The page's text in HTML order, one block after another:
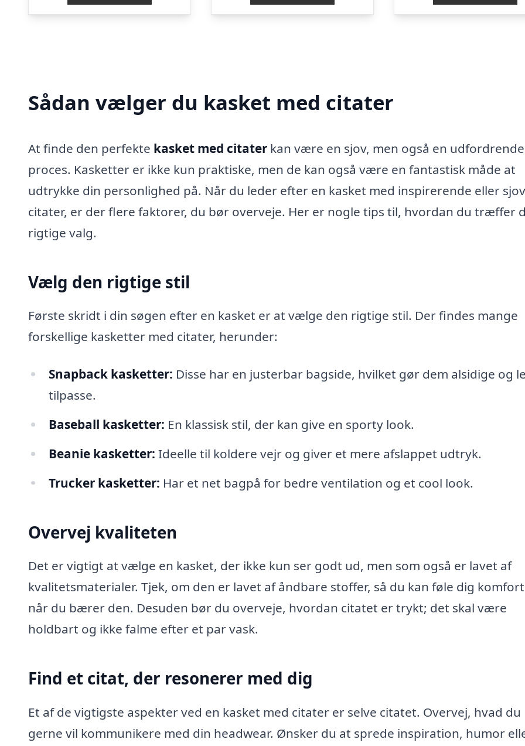
Sådan vælger du kasket med citater
At finde den perfekte kasket med citater kan være en sjov, men også en udfordrende
proces. Kasketter er ikke kun praktiske, men de kan også være en fantastisk måde at
udtrykke din personlighed på. Når du leder efter en kasket med inspirerende eller
citater, er der flere faktorer, du bør overveje. Her er nogle tips til, hvordan du træffer
rigtige valg.
Vælg den rigtige stil
Første skridt i din søgen efter en kasket er at vælge den rigtige stil. Der findes mange
forskellige kasketter med citater, herunder:
Snapback kasketter: Disse har en justerbar bagside, hvilket gør dem alsidige og
tilpasse.
Baseball kasketter: En klassisk stil, der kan give en sporty look.
Beanie kasketter: Ideelle til koldere vejr og giver et mere afslappet udtryk.
Trucker kasketter: Har et net bagpå for bedre ventilation og et cool look.
Overvej kvaliteten
Det er vigtigt at vælge en kasket, der ikke kun ser godt ud, men som også er lavet af
kvalitetsmaterialer. Tjek, om den er lavet af åndbare stoffer, så du kan føle dig
når du bærer den. Desuden bør du overveje, hvordan citatet er trykt; det skal være
holdbart og ikke falme efter et par vask.
Find et citat, der resonerer med dig
Et af de vigtigste aspekter ved en kasket med citater er selve citatet. Overvej, hvad du
gerne vil kommunikere med din headwear. Ønsker du at sprede inspiration, humor